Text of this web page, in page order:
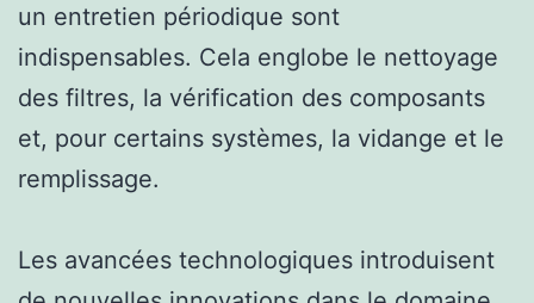
un entretien périodique sont
indispensables. Cela englobe le nettoyage
des filtres, la vérification des composants
et, pour certains systèmes, la vidange et le
remplissage.
Les avancées technologiques introduisent